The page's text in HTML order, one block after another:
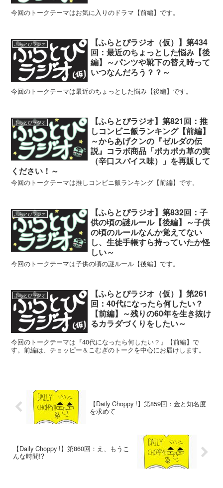
今回のトークテーマはお気に入りのドラマ【前編】です。
ふらとぴラジオ
【ふらとぴラジオ（仮）】第434
回：最近のちょっとした悩み【後
編】～パンツや靴下の替え時って
いつなんだろう？？～
今回のトークテーマは最近のちょっとした悩み【後編】です。
ふらとぴラジオ
【ふらとぴラジオ】第821回：推
しコンビニ飯ランキング【前編】
～からあげクンの『ゼルダの伝
説』コラボ商品「ポカポカ草の実
（辛口スパイス味）」を再販して
ください！～
今回のトークテーマは推しコンビニ飯ランキング【前編】です。
ふらとぴラジオ
【ふらとぴラジオ】第832回：子
供の頃の謎ルール【後編】～子供
の頃のルールなんか覚えてない
し、生徒手帳すら持っていたか怪
しい～
今回のトークテーマは子供の頃の謎ルール【後編】です。
ふらとぴラジオ
【ふらとぴラジオ（仮）】第261
回：40代になったら何したい？
【前編】～残りの60年を生き抜け
るカラダづくりをしたい～
今回のトークテーマは『40代になったら何したい？』【前編】で
す。前編は、チョッピー＆こむぎのトークを中心にお届けします。
【Daily Choppy !】第859回：金と知名度
を求めて
【Daily Choppy !】第860回：え、もうこ
んな時間!?